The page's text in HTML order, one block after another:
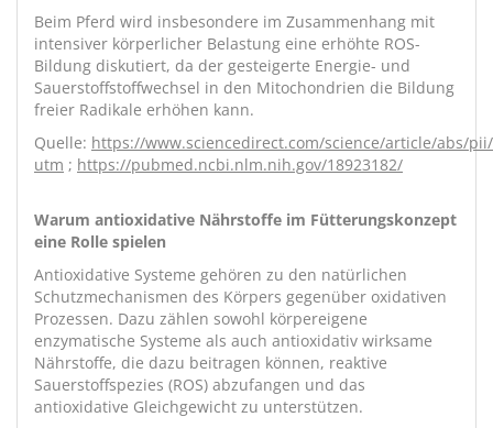
Beim Pferd wird insbesondere im Zusammenhang mit
intensiver körperlicher Belastung eine erhöhte ROS-
Bildung diskutiert, da der gesteigerte Energie- und
Sauerstoffstoffwechsel in den Mitochondrien die Bildung
freier Radikale erhöhen kann.
Quelle: https://www.sciencedirect.com/science/article/abs/pii/
utm ; https://pubmed.ncbi.nlm.nih.gov/18923182/
Warum antioxidative Nährstoffe im Fütterungskonzept
eine Rolle spielen
Antioxidative Systeme gehören zu den natürlichen
Schutzmechanismen des Körpers gegenüber oxidativen
Prozessen. Dazu zählen sowohl körpereigene
enzymatische Systeme als auch antioxidativ wirksame
Nährstoffe, die dazu beitragen können, reaktive
Sauerstoffspezies (ROS) abzufangen und das
antioxidative Gleichgewicht zu unterstützen.